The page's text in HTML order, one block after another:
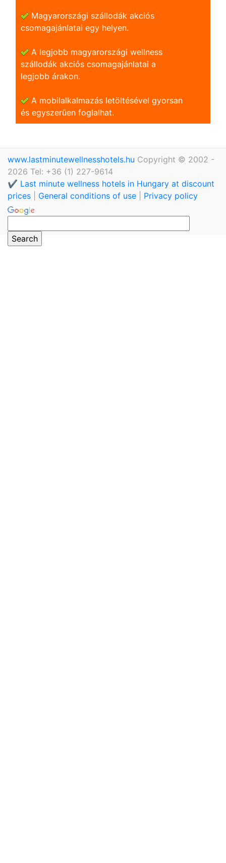
Magyarországi szállodák akciós
csomagajánlatai egy helyen.
A legjobb magyarországi wellness
szállodák akciós csomagajánlatai a
legjobb árakon.
A mobilalkalmazás letöltésével gyorsan
és egyszerũen foglalhat.
www.lastminutewellnesshotels.hu Copyright © 2002 -
2026 Tel: +36 (1) 227-9614
✔️ Last minute wellness hotels in Hungary at discount
prices
General conditions of use Privacy policy